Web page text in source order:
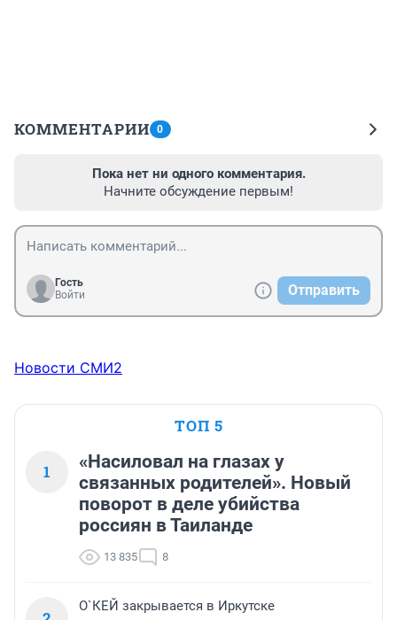
КОММЕНТАРИИ 0
Пока нет ни одного комментария.
Начните обсуждение первым!
Гость
Войти
Отправить
Новости СМИ2
ТОП 5
1
«Насиловал на глазах у
связанных родителей». Новый
поворот в деле убийства
россиян в Таиланде
13 835 8
О`КЕЙ закрывается в Иркутске